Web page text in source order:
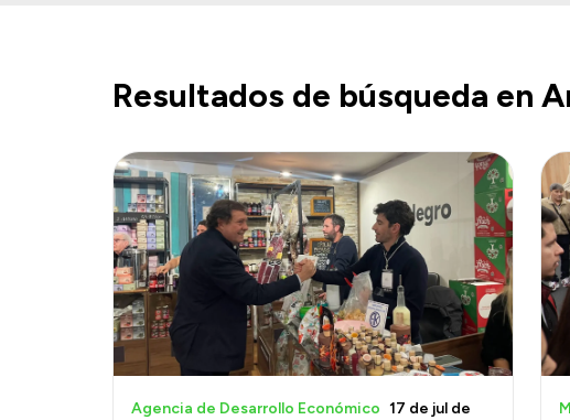
Resultados de búsqueda en
Agencia de Desarrollo Económico 17 de jul de